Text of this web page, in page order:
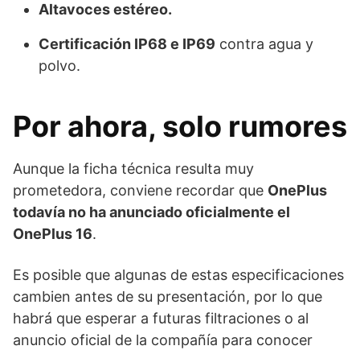
Altavoces estéreo.
Certificación IP68 e IP69 contra agua y
polvo.
Por ahora, solo rumores
Aunque la ficha técnica resulta muy
prometedora, conviene recordar que OnePlus
todavía no ha anunciado oficialmente el
OnePlus 16.
Es posible que algunas de estas especificaciones
cambien antes de su presentación, por lo que
habrá que esperar a futuras filtraciones o al
anuncio oficial de la compañía para conocer